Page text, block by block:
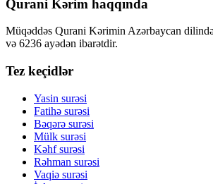
Qurani Kərim haqqında
Müqəddəs Qurani Kərimin Azərbaycan
və 6236 ayədən ibarətdir.
Tez keçidlər
Yasin surəsi
Fatihə surəsi
Bəqərə surəsi
Mülk surəsi
Kəhf surəsi
Rəhman surəsi
Vaqiə surəsi